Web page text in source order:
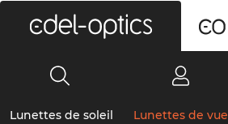
Lunettes de soleil Lunettes de vue